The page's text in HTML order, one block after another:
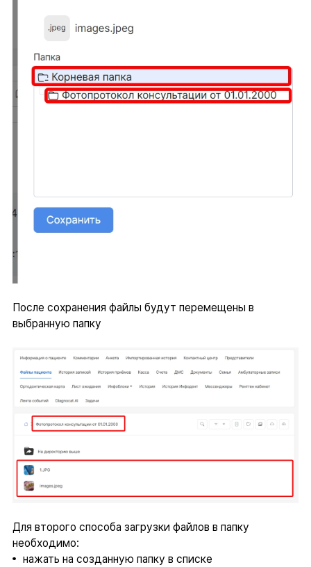
После сохранения файлы будут перемещены в
выбранную папку
Для второго способа загрузки файлов в папку
необходимо:
нажать на созданную папку в списке